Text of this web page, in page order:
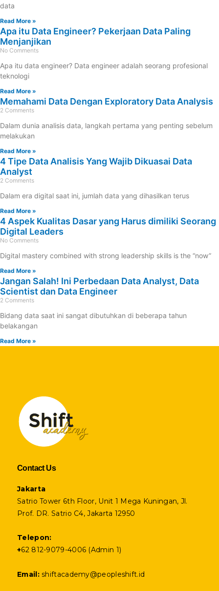
data
Read More »
Apa itu Data Engineer? Pekerjaan Data Paling
Menjanjikan
No Comments
Apa itu data engineer? Data engineer adalah seorang profesional
teknologi
Read More »
Memahami Data Dengan Exploratory Data Analysis
2 Comments
Dalam dunia analisis data, langkah pertama yang penting sebelum
melakukan
Read More »
4 Tipe Data Analisis Yang Wajib Dikuasai Data
Analyst
2 Comments
Dalam era digital saat ini, jumlah data yang dihasilkan terus
Read More »
4 Aspek Kualitas Dasar yang Harus dimiliki Seorang
Digital Leaders
No Comments
Digital mastery combined with strong leadership skills is the “now”
Read More »
Jangan Salah! Ini Perbedaan Data Analyst, Data
Scientist dan Data Engineer
2 Comments
Bidang data saat ini sangat dibutuhkan di beberapa tahun
belakangan
Read More »
Contact Us
Jakarta
Satrio Tower 6th Floor, Unit 1 Mega Kuningan, Jl.
Prof. DR. Satrio C4, Jakarta 12950
Telepon:
+62 812-9079-4006 (Admin 1)
Email:shiftacademy@peopleshift.id